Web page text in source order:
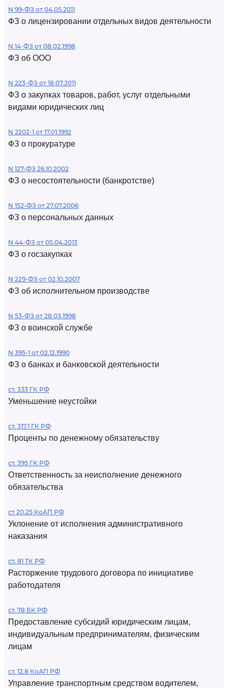
N 99-ФЗ от 04.05.2011
ФЗ о лицензировании отдельных видов деятельности
N 14-ФЗ от 08.02.1998
ФЗ об ООО
N 223-ФЗ от 18.07.2011
ФЗ о закупках товаров, работ, услуг отдельными
видами юридических лиц
N 2202-1 от 17.01.1992
ФЗ о прокуратуре
N 127-ФЗ 26.10.2002
ФЗ о несостоятельности (банкротстве)
N 152-ФЗ от 27.07.2006
ФЗ о персональных данных
N 44-ФЗ от 05.04.2013
ФЗ о госзакупках
N 229-ФЗ от 02.10.2007
ФЗ об исполнительном производстве
N 53-ФЗ от 28.03.1998
ФЗ о воинской службе
N 395-1 от 02.12.1990
ФЗ о банках и банковской деятельности
ст. 333 ГК РФ
Уменьшение неустойки
ст. 317.1 ГК РФ
Проценты по денежному обязательству
ст. 395 ГК РФ
Ответственность за неисполнение денежного
обязательства
ст 20.25 КоАП РФ
Уклонение от исполнения административного
наказания
ст. 81 ТК РФ
Расторжение трудового договора по инициативе
работодателя
ст. 78 БК РФ
Предоставление субсидий юридическим лицам,
индивидуальным предпринимателям, физическим
лицам
ст. 12.8 КоАП РФ
Управление транспортным средством водителем,